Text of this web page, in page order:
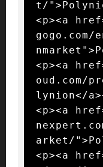
t/
<p><a
<p><a
oud.com/
lynion</
<p><a
arket/
<p><a